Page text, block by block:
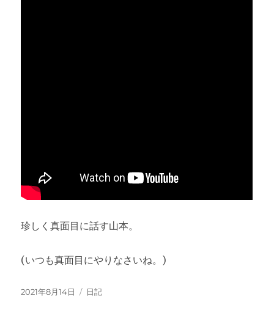
珍しく真面目に話す山本。
(いつも真面目にやりなさいね。)
投
2021年8月14日
カ
日記